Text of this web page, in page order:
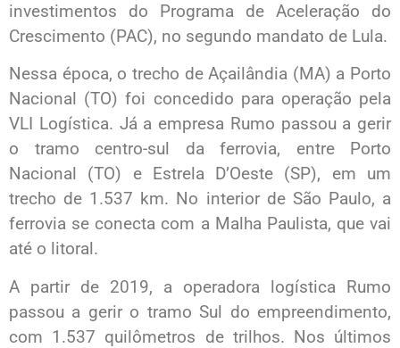
investimentos do Programa de Aceleração do
Crescimento (PAC), no segundo mandato de Lula.
Nessa época, o trecho de Açailândia (MA) a Porto
Nacional (TO) foi concedido para operação pela
VLI Logística. Já a empresa Rumo passou a gerir
o tramo centro-sul da ferrovia, entre Porto
Nacional (TO) e Estrela D’Oeste (SP), em um
trecho de 1.537 km. No interior de São Paulo, a
ferrovia se conecta com a Malha Paulista, que vai
até o litoral.
A partir de 2019, a operadora logística Rumo
passou a gerir o tramo Sul do empreendimento,
com 1.537 quilômetros de trilhos. Nos últimos